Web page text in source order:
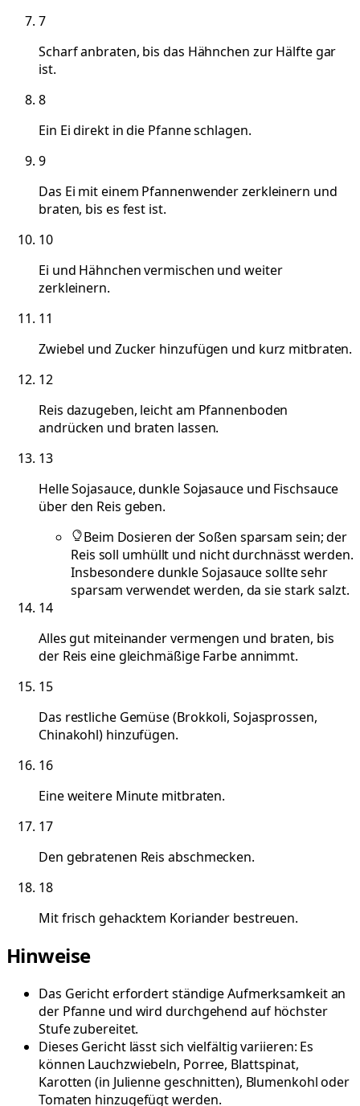
7
Scharf anbraten, bis das Hähnchen zur Hälfte gar
ist.
8
Ein Ei direkt in die Pfanne schlagen.
9
Das Ei mit einem Pfannenwender zerkleinern und
braten, bis es fest ist.
10
Ei und Hähnchen vermischen und weiter
zerkleinern.
11
Zwiebel und Zucker hinzufügen und kurz mitbraten.
12
Reis dazugeben, leicht am Pfannenboden
andrücken und braten lassen.
13
Helle Sojasauce, dunkle Sojasauce und Fischsauce
über den Reis geben.
Beim Dosieren der Soßen sparsam sein; der
Reis soll umhüllt und nicht durchnässt werden.
Insbesondere dunkle Sojasauce sollte sehr
sparsam verwendet werden, da sie stark salzt.
14
Alles gut miteinander vermengen und braten, bis
der Reis eine gleichmäßige Farbe annimmt.
15
Das restliche Gemüse (Brokkoli, Sojasprossen,
Chinakohl) hinzufügen.
16
Eine weitere Minute mitbraten.
17
Den gebratenen Reis abschmecken.
18
Mit frisch gehacktem Koriander bestreuen.
Hinweise
Das Gericht erfordert ständige Aufmerksamkeit an
der Pfanne und wird durchgehend auf höchster
Stufe zubereitet.
Dieses Gericht lässt sich vielfältig variieren: Es
können Lauchzwiebeln, Porree, Blattspinat,
Karotten (in Julienne geschnitten), Blumenkohl oder
Tomaten hinzugefügt werden.